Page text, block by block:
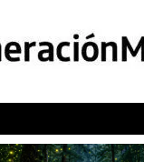
POLÍTICA
CAMALEÓN